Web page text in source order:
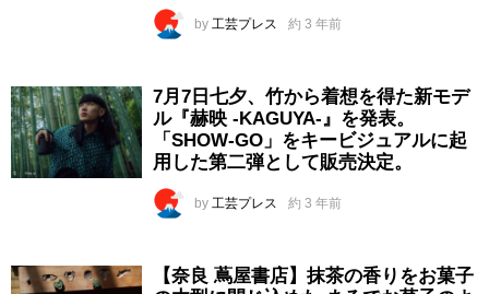
by 工芸プレス 約 3 年前
7月7日七夕、竹から着想を得た新モデ
ル『赫映 -KAGUYA-』を発表。
「SHOW-GO」をキービジュアルに起
用した第二弾として販売決定。
by 工芸プレス 約 3 年前
【奈良 蔦屋書店】抹茶の香りをお菓子